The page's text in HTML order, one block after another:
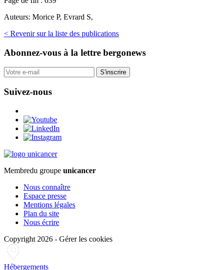
Auteurs: Morice P, Evrard S,
< Revenir sur la liste des publications
Abonnez-vous à la lettre bergonews
S'inscrire
Suivez-nous
Membredu groupe unicancer
Nous connaître
Espace presse
Mentions légales
Plan du site
Nous écrire
Copyright 2026 - Gérer les cookies
Hébergements